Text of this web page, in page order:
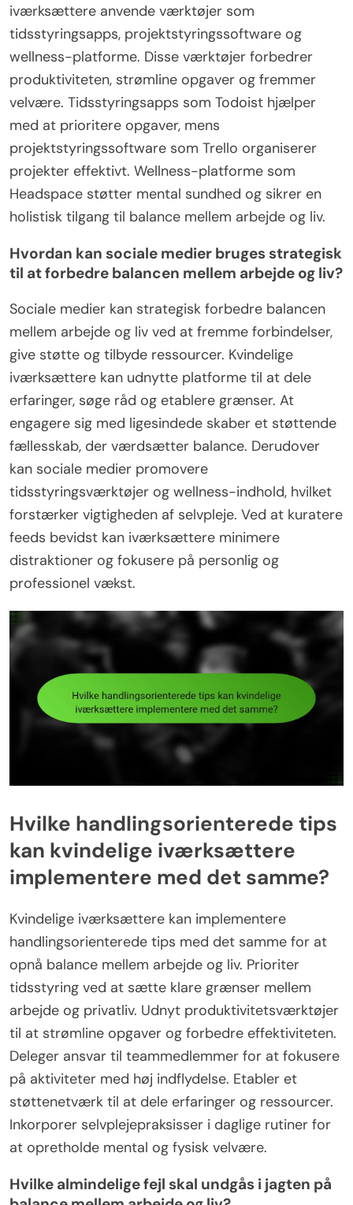
iværksættere anvende værktøjer som
tidsstyringsapps, projektstyringssoftware og
wellness-platforme. Disse værktøjer forbedrer
produktiviteten, strømline opgaver og fremmer
velvære. Tidsstyringsapps som Todoist hjælper
med at prioritere opgaver, mens
projektstyringssoftware som Trello organiserer
projekter effektivt. Wellness-platforme som
Headspace støtter mental sundhed og sikrer en
holistisk tilgang til balance mellem arbejde og liv.
Hvordan kan sociale medier bruges strategisk
til at forbedre balancen mellem arbejde og liv?
Sociale medier kan strategisk forbedre balancen
mellem arbejde og liv ved at fremme forbindelser,
give støtte og tilbyde ressourcer. Kvindelige
iværksættere kan udnytte platforme til at dele
erfaringer, søge råd og etablere grænser. At
engagere sig med ligesindede skaber et støttende
fællesskab, der værdsætter balance. Derudover
kan sociale medier promovere
tidsstyringsværktøjer og wellness-indhold, hvilket
forstærker vigtigheden af selvpleje. Ved at kuratere
feeds bevidst kan iværksættere minimere
distraktioner og fokusere på personlig og
professionel vækst.
Hvilke handlingsorienterede tips
kan kvindelige iværksættere
implementere med det samme?
Kvindelige iværksættere kan implementere
handlingsorienterede tips med det samme for at
opnå balance mellem arbejde og liv. Prioriter
tidsstyring ved at sætte klare grænser mellem
arbejde og privatliv. Udnyt produktivitetsværktøjer
til at strømline opgaver og forbedre effektiviteten.
Deleger ansvar til teammedlemmer for at fokusere
på aktiviteter med høj indflydelse. Etabler et
støttenetværk til at dele erfaringer og ressourcer.
Inkorporer selvplejepraksisser i daglige rutiner for
at opretholde mental og fysisk velvære.
Hvilke almindelige fejl skal undgås i jagten på